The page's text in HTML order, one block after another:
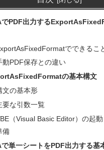
でPDF出力する
でできるこ
動PDF保存との違い
の基本構文
文の基本形
要な引数一覧
（Visual Basic Editor）の起
備
単一シートをPDF出力する基